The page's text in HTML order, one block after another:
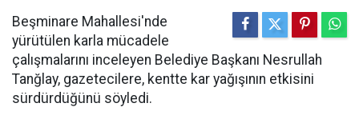
Beşminare Mahallesi'nde
yürütülen karla mücadele
çalışmalarını inceleyen Belediye Başkanı Nesrullah
Tanğlay, gazetecilere, kentte kar yağışının etkisini
sürdürdüğünü söyledi.